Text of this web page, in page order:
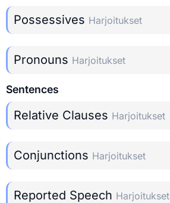
Possessives Harjoitukset
Pronouns Harjoitukset
Sentences
Relative Clauses Harjoitukset
Conjunctions Harjoitukset
Reported Speech Harjoitukset